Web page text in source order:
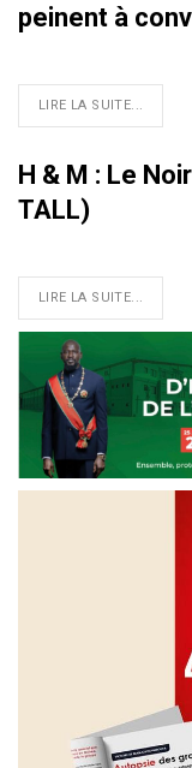
peinent à
LIRE LA SUITE...
H & M : Le
TALL)
LIRE LA SUITE...